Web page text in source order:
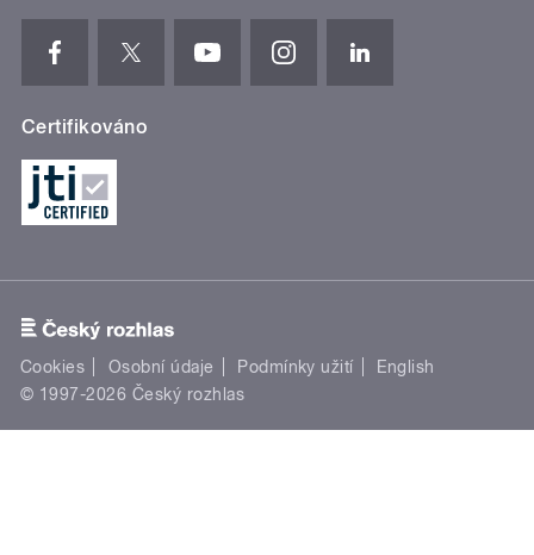
Certifikováno
Cookies Osobní údaje Podmínky užití
English
© 1997-2026 Český rozhlas